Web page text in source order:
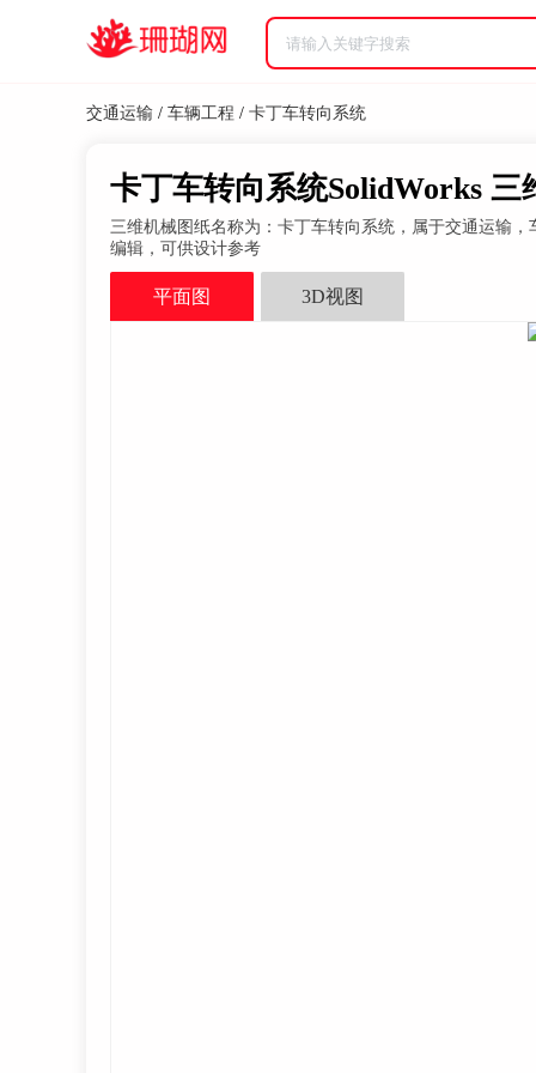
交通运输 / 车辆工程 / 卡丁车转向系统
卡丁车转向系统SolidWorks 三
三维机械图纸名称为：卡丁车转向系统，属于交通运输，
编辑，可供设计参考
平面图 3D视图